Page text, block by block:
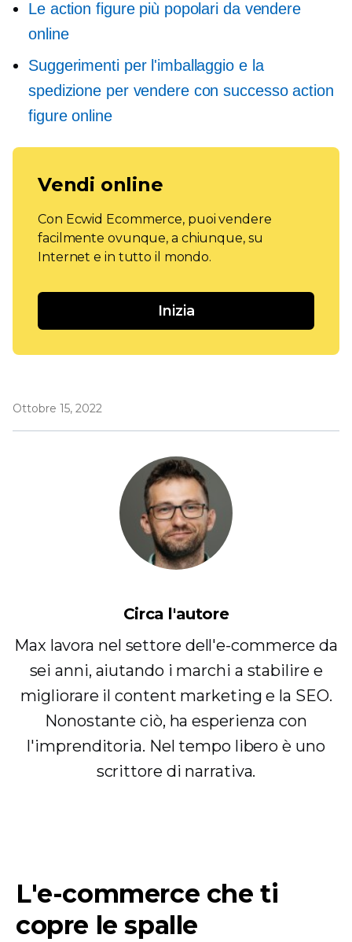
Le action figure più popolari da vendere
online
Suggerimenti per l'imballaggio e la
spedizione per vendere con successo action
figure online
Vendi online
Con Ecwid Ecommerce, puoi vendere
facilmente ovunque, a chiunque, su
Internet e in tutto il mondo.
Inizia
Ottobre 15, 2022
Circa l'autore
Max lavora nel settore dell'e-commerce da
sei anni, aiutando i marchi a stabilire e
migliorare il content marketing e la SEO.
Nonostante ciò, ha esperienza con
l'imprenditoria. Nel tempo libero è uno
scrittore di narrativa.
L'e-commerce che ti
copre le spalle